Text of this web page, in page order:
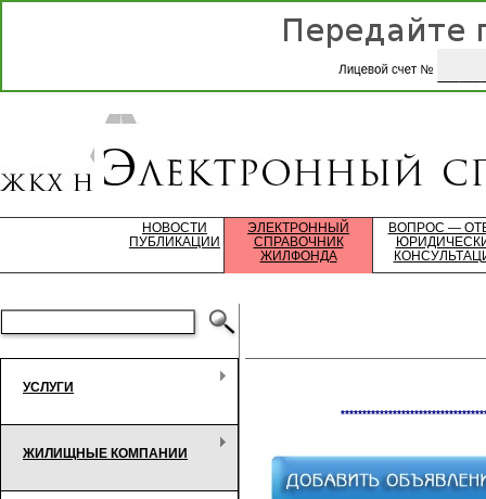
НОВОСТИ
ПУБЛИКАЦИИ
ЭЛЕКТРОННЫЙ
СПРАВОЧНИК
ЖИЛФОНДА
ВОПРОС —
УСЛУГИ
ЖИЛИЩНЫЕ КОМПАНИИ